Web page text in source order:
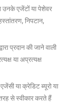
उनके एजेंटों या पेशेवर
निपटान,
प्रदान की जाने वाली
या अप्रत्यक्ष
या क्रेडिट ब्यूरो या
से स्वीकार करते हैं